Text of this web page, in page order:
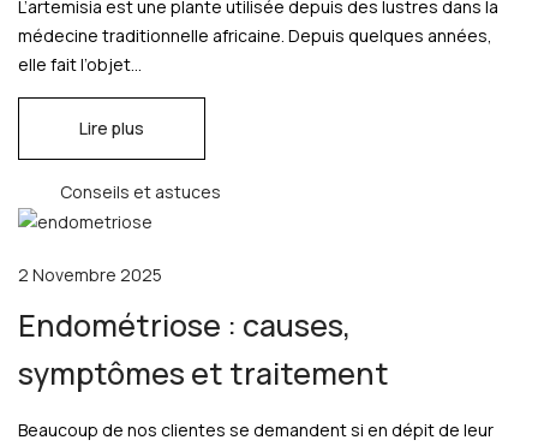
L’artemisia est une plante utilisée depuis des lustres dans la
médecine traditionnelle africaine. Depuis quelques années,
elle fait l’objet...
Lire plus
Conseils et astuces
2 Novembre 2025
Endométriose : causes,
symptômes et traitement
Beaucoup de nos clientes se demandent si en dépit de leur